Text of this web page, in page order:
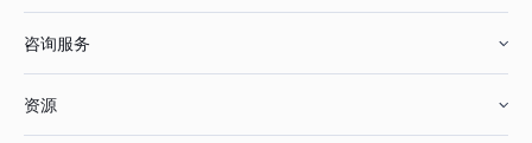
鞋服行业
咨询服务
资源